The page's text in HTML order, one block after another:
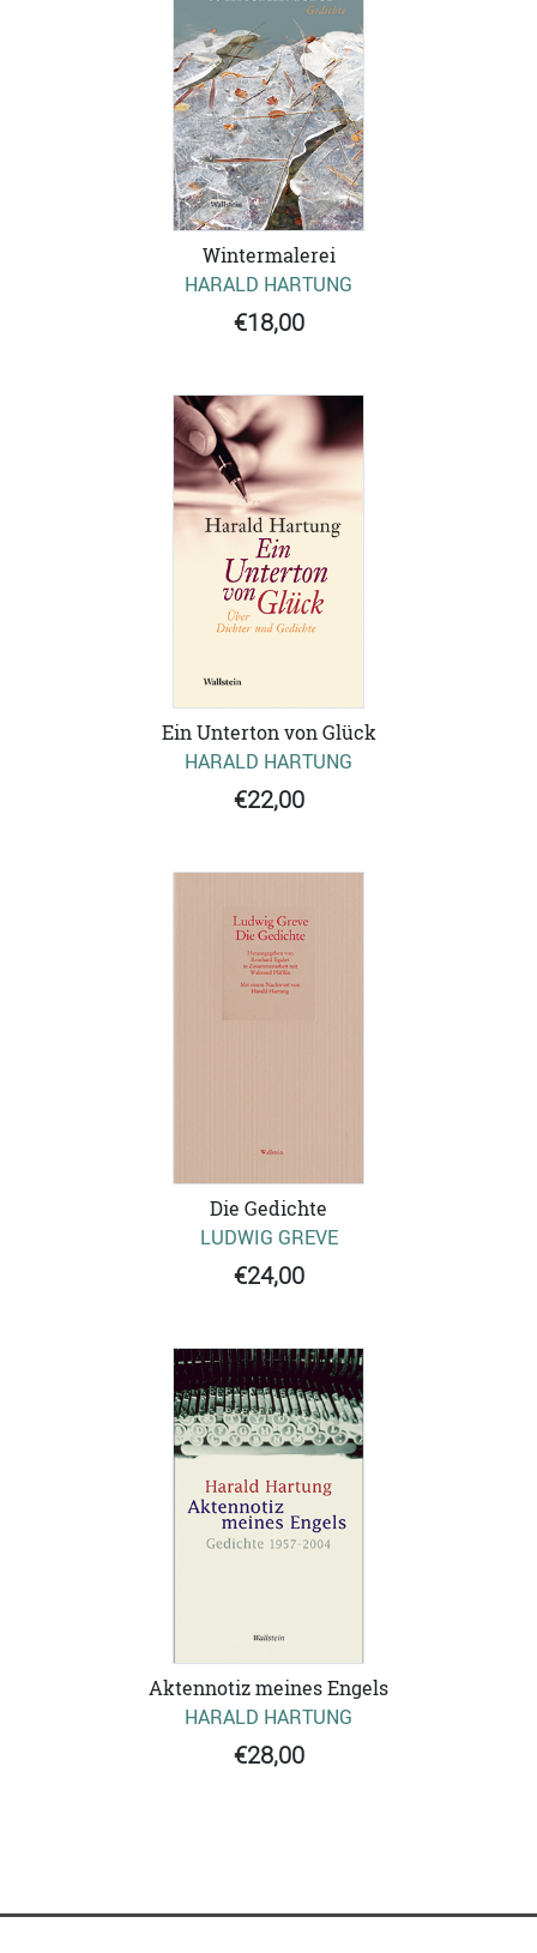
Wintermalerei
HARALD HARTUNG
€18,00
Ein Unterton von Glück
HARALD HARTUNG
€22,00
Die Gedichte
LUDWIG GREVE
€24,00
Aktennotiz meines Engels
HARALD HARTUNG
€28,00